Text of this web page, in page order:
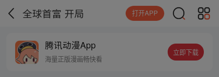
全球首富 开局 打开APP
腾讯动漫App
海量正版漫画畅快看
立即下载